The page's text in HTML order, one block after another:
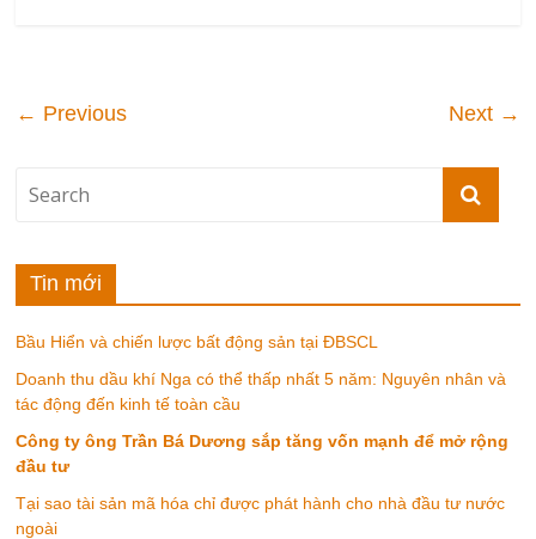
← Previous Next →
Tin mới
Bầu Hiển và chiến lược bất động sản tại ĐBSCL
Doanh thu dầu khí Nga có thể thấp nhất 5 năm: Nguyên nhân và
tác động đến kinh tế toàn cầu
Công ty ông Trần Bá Dương sắp tăng vốn mạnh để mở rộng
đầu tư
Tại sao tài sản mã hóa chỉ được phát hành cho nhà đầu tư nước
ngoài